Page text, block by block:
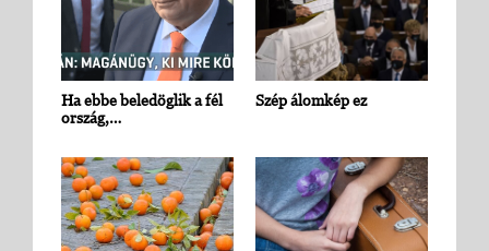
Ha ebbe beledöglik a fél
ország,…
Szép álomkép ez